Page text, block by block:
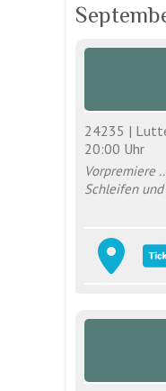
24235 |
20:00 Uhr
Vorpremiere
Schleifen